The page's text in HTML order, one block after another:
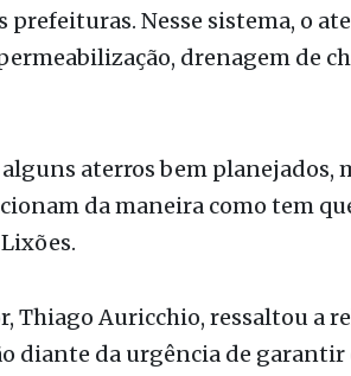
aterros bem planejados,
Thiago Auricchio, ressaltou a
de resíduos sólidos. A
investigação, a CPI contribua